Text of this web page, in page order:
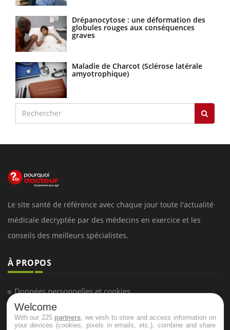
Drépanocytose : une déformation des
globules rouges aux conséquences
graves
Maladie de Charcot (Sclérose latérale
amyotrophique)
Le site santé de référence avec chaque jour toute l'actualité
médicale decryptée par des médecins en exercice et les
conseils des meilleurs spécialistes.
À PROPOS
Données personnelles et cookies
Qui sommes-nous
Conditions d'utilisation
Welcome
With our 225 partners , we wish to store and access information on
your devices (cookies, pixels in emails, etc.), combine and share